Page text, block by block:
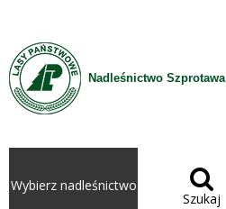
Nadleśnictwo Szprotawa
Wybierz nadleśnictwo 
Szukaj